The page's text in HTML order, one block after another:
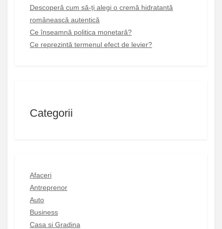
Descoperă cum să-ți alegi o cremă hidratantă
românească autentică
Ce înseamnă politica monetară?
Ce reprezintă termenul efect de levier?
Categorii
Afaceri
Antreprenor
Auto
Business
Casa si Gradina